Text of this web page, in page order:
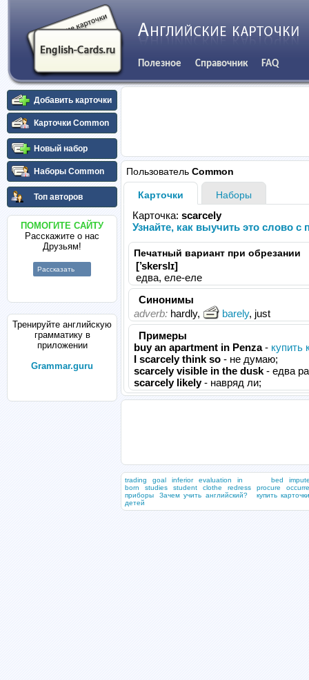
Полезное Справочник FAQ
Добавить карточки
Карточки Common
Новый набор
Наборы Common
Топ авторов
ПОМОГИТЕ САЙТУ
Расскажите о нас
Друзьям!
Рассказать
Тренируйте английскую
грамматику в
приложении
Grammar.guru
Пользователь Common
Карточки Наборы
Карточка: scarcely
Узнайте, как выучить это слово
Печатный вариант при обрезании
[’skerslɪ]
едва, еле-еле
Синонимы
adverb: hardly, barely, just
Примеры
buy an apartment in Penza- купить
I scarcely think so - не думаю;
scarcely visible in the dusk - едва
scarcely likely- навряд ли;
trading goal inferior evaluation in bed
born
studies student clothe redress procure
приборы
Зачем учить английский?
купить
детей